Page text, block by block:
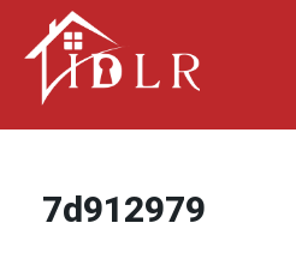
7d912979